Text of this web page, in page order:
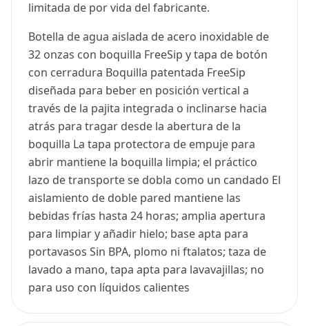
limitada de por vida del fabricante.
Botella de agua aislada de acero inoxidable de
32 onzas con boquilla FreeSip y tapa de botón
con cerradura Boquilla patentada FreeSip
diseñada para beber en posición vertical a
través de la pajita integrada o inclinarse hacia
atrás para tragar desde la abertura de la
boquilla La tapa protectora de empuje para
abrir mantiene la boquilla limpia; el práctico
lazo de transporte se dobla como un candado El
aislamiento de doble pared mantiene las
bebidas frías hasta 24 horas; amplia apertura
para limpiar y añadir hielo; base apta para
portavasos Sin BPA, plomo ni ftalatos; taza de
lavado a mano, tapa apta para lavavajillas; no
para uso con líquidos calientes